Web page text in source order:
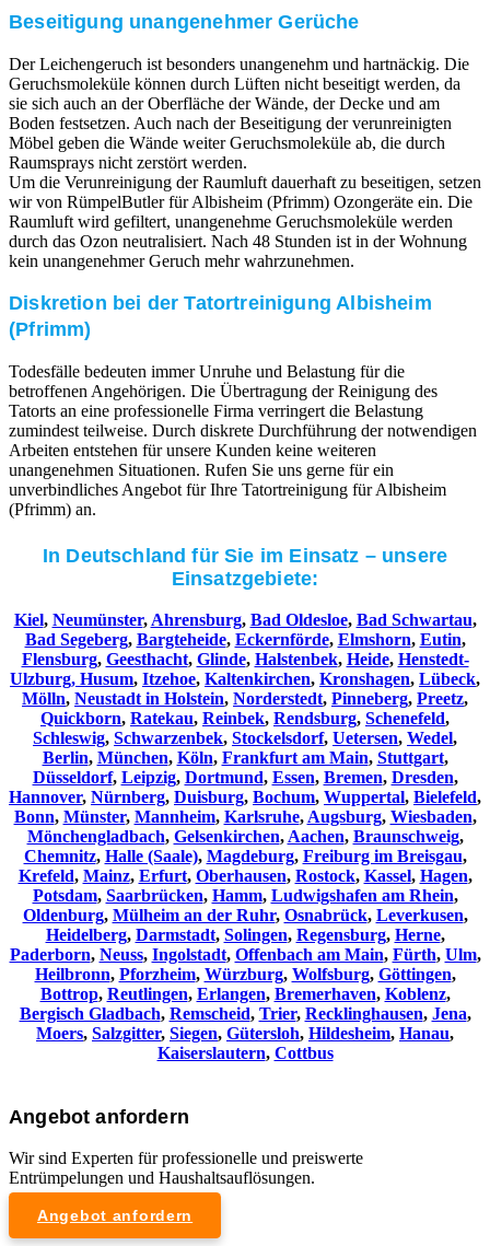
Beseitigung unangenehmer Gerüche
Der Leichengeruch ist besonders unangenehm und hartnäckig. Die
Geruchsmoleküle können durch Lüften nicht beseitigt werden, da
sie sich auch an der Oberfläche der Wände, der Decke und am
Boden festsetzen. Auch nach der Beseitigung der verunreinigten
Möbel geben die Wände weiter Geruchsmoleküle ab, die durch
Raumsprays nicht zerstört werden.
Um die Verunreinigung der Raumluft dauerhaft zu beseitigen, setzen
wir von RümpelButler für Albisheim (Pfrimm) Ozongeräte ein. Die
Raumluft wird gefiltert, unangenehme Geruchsmoleküle werden
durch das Ozon neutralisiert. Nach 48 Stunden ist in der Wohnung
kein unangenehmer Geruch mehr wahrzunehmen.
Diskretion bei der Tatortreinigung Albisheim
(Pfrimm)
Todesfälle bedeuten immer Unruhe und Belastung für die
betroffenen Angehörigen. Die Übertragung der Reinigung des
Tatorts an eine professionelle Firma verringert die Belastung
zumindest teilweise. Durch diskrete Durchführung der notwendigen
Arbeiten entstehen für unsere Kunden keine weiteren
unangenehmen Situationen. Rufen Sie uns gerne für ein
unverbindliches Angebot für Ihre Tatortreinigung für Albisheim
(Pfrimm) an.
In Deutschland für Sie im Einsatz – unsere
Einsatzgebiete:
Kiel, Neumünster, Ahrensburg, Bad Oldesloe, Bad Schwartau,
Bad Segeberg, Bargteheide, Eckernförde, Elmshorn, Eutin,
Flensburg, Geesthacht, Glinde, Halstenbek, Heide, Henstedt-
Ulzburg, Husum, Itzehoe, Kaltenkirchen, Kronshagen, Lübeck,
Mölln, Neustadt in Holstein, Norderstedt, Pinneberg, Preetz,
Quickborn, Ratekau, Reinbek, Rendsburg, Schenefeld,
Schleswig, Schwarzenbek, Stockelsdorf, Uetersen, Wedel,
Berlin, München, Köln, Frankfurt am Main, Stuttgart,
Düsseldorf, Leipzig, Dortmund, Essen, Bremen, Dresden,
Hannover, Nürnberg, Duisburg, Bochum, Wuppertal, Bielefeld,
Bonn, Münster, Mannheim, Karlsruhe, Augsburg, Wiesbaden,
Mönchengladbach, Gelsenkirchen, Aachen, Braunschweig,
Chemnitz⁠, Halle (Saale), Magdeburg, Freiburg im Breisgau,
Krefeld, Mainz, Erfurt, Oberhausen, Rostock, Kassel, Hagen,
Potsdam, Saarbrücken, Hamm, Ludwigshafen am Rhein,
Oldenburg, Mülheim an der Ruhr, Osnabrück, Leverkusen,
Heidelberg, Darmstadt, Solingen, Regensburg, Herne,
Paderborn, Neuss, Ingolstadt, Offenbach am Main, Fürth, Ulm,
Heilbronn, Pforzheim, Würzburg, Wolfsburg, Göttingen,
Bottrop, Reutlingen, Erlangen, Bremerhaven, Koblenz,
Bergisch Gladbach, Remscheid, Trier, Recklinghausen, Jena,
Moers, Salzgitter, Siegen, Gütersloh, Hildesheim, Hanau,
Kaiserslautern, Cottbus
Angebot anfordern
Wir sind Experten für professionelle und preiswerte
Entrümpelungen und Haushaltsauflösungen.
Angebot anfordern